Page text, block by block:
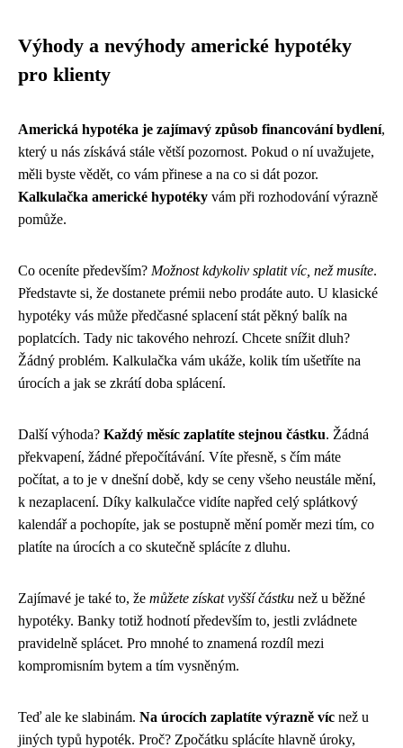
Výhody a nevýhody americké hypotéky
pro klienty
Americká hypotéka je zajímavý způsob financování bydlení,
který u nás získává stále větší pozornost. Pokud o ní uvažujete,
měli byste vědět, co vám přinese a na co si dát pozor.
Kalkulačka americké hypotéky vám při rozhodování výrazně
pomůže.
Co oceníte především? Možnost kdykoliv splatit víc, než musíte.
Představte si, že dostanete prémii nebo prodáte auto. U klasické
hypotéky vás může předčasné splacení stát pěkný balík na
poplatcích. Tady nic takového nehrozí. Chcete snížit dluh?
Žádný problém. Kalkulačka vám ukáže, kolik tím ušetříte na
úrocích a jak se zkrátí doba splácení.
Další výhoda? Každý měsíc zaplatíte stejnou částku. Žádná
překvapení, žádné přepočítávání. Víte přesně, s čím máte
počítat, a to je v dnešní době, kdy se ceny všeho neustále mění,
k nezaplacení. Díky kalkulačce vidíte napřed celý splátkový
kalendář a pochopíte, jak se postupně mění poměr mezi tím, co
platíte na úrocích a co skutečně splácíte z dluhu.
Zajímavé je také to, že můžete získat vyšší částku než u běžné
hypotéky. Banky totiž hodnotí především to, jestli zvládnete
pravidelně splácet. Pro mnohé to znamená rozdíl mezi
kompromisním bytem a tím vysněným.
Teď ale ke slabinám. Na úrocích zaplatíte výrazně víc než u
jiných typů hypoték. Proč? Zpočátku splácíte hlavně úroky,